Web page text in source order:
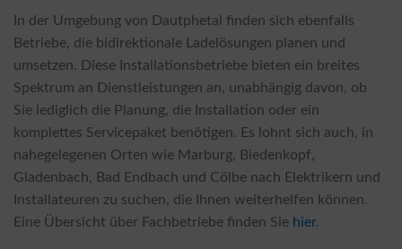
In der Umgebung von Dautphetal finden sich ebenfalls
Betriebe, die bidirektionale Ladelösungen planen und
umsetzen. Diese Installationsbetriebe bieten ein breites
Spektrum an Dienstleistungen an, unabhängig davon, ob
Sie lediglich die Planung, die Installation oder ein
komplettes Servicepaket benötigen. Es lohnt sich auch, in
nahegelegenen Orten wie Marburg, Biedenkopf,
Gladenbach, Bad Endbach und Cölbe nach Elektrikern und
Installateuren zu suchen, die Ihnen weiterhelfen können.
Eine Übersicht über Fachbetriebe finden Sie hier.